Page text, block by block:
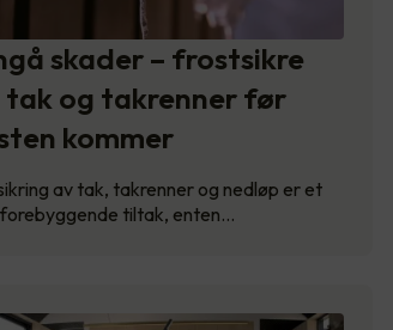
skader – frostsikre
tak og takrenner før
kommer
av tak, takrenner og nedløp er et
tiltak, enten…